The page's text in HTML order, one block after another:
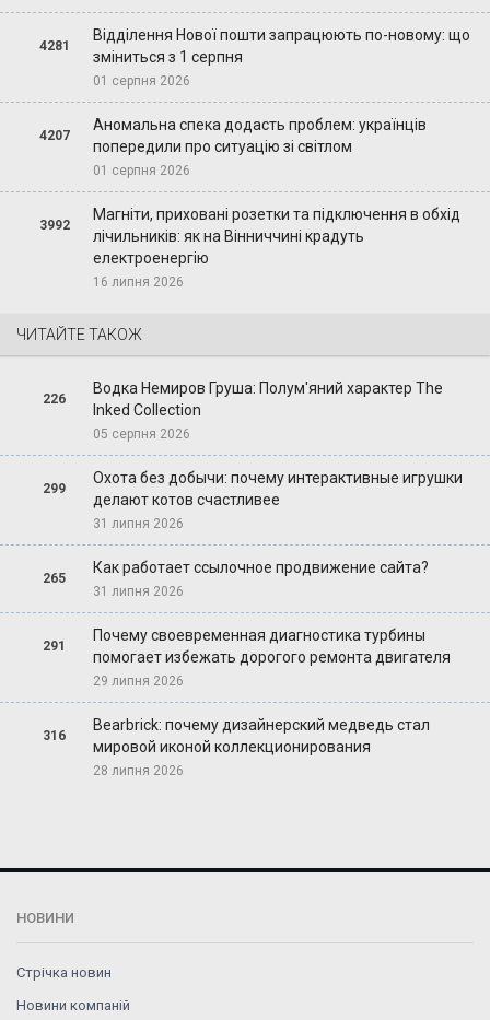
4281
Відділення Нової пошти запрацюють по-новому: що
зміниться з 1 серпня
01 серпня 2026
4207
Аномальна спека додасть проблем: українців
попередили про ситуацію зі світлом
01 серпня 2026
3992
Магніти, приховані розетки та підключення в обхід
лічильників: як на Вінниччині крадуть
електроенергію
16 липня 2026
ЧИТАЙТЕ ТАКОЖ
226
Водка Немиров Груша: Полум'яний характер The
Inked Collection
05 серпня 2026
299
Охота без добычи: почему интерактивные игрушки
делают котов счастливее
31 липня 2026
265
Как работает ссылочное продвижение сайта?
31 липня 2026
291
Почему своевременная диагностика турбины
помогает избежать дорогого ремонта двигателя
29 липня 2026
316
Bearbrick: почему дизайнерский медведь стал
мировой иконой коллекционирования
28 липня 2026
НОВИНИ
Стрічка новин
Новини компаній